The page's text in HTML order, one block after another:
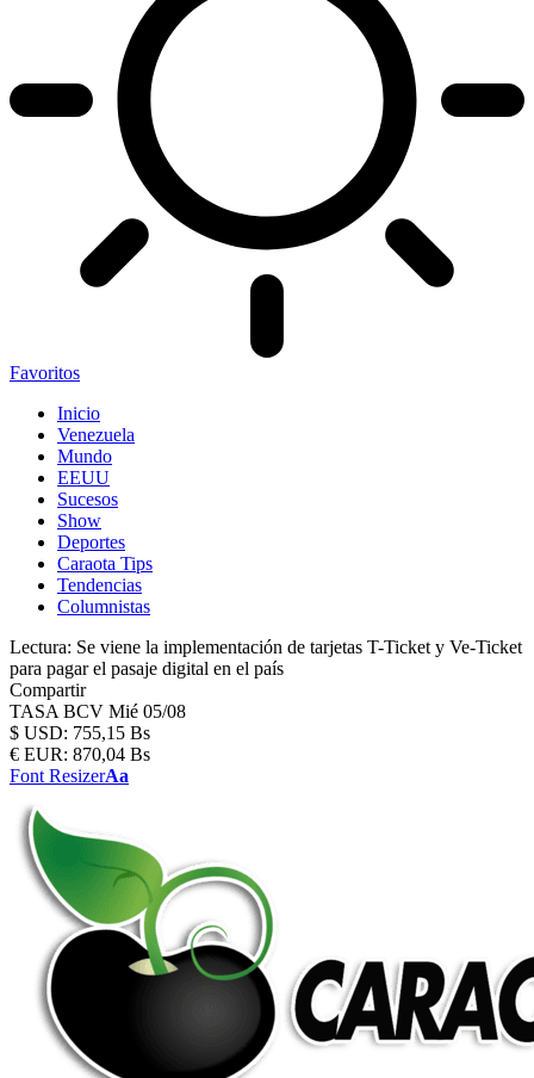
Favoritos
Inicio
Venezuela
Mundo
EEUU
Sucesos
Show
Deportes
Caraota Tips
Tendencias
Columnistas
Lectura: Se viene la implementación de tarjetas T-Ticket y Ve-Ticket
para pagar el pasaje digital en el país
Compartir
TASA BCV Mié 05/08
$ USD: 755,15 Bs
€ EUR: 870,04 Bs
Font ResizerAa